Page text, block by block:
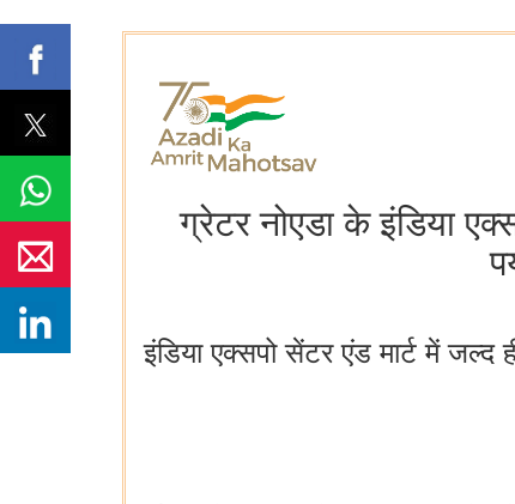
ग्रेटर नोएडा के इंडिया
इंडिया एक्सपो सेंटर एंड मार्ट में जल्द